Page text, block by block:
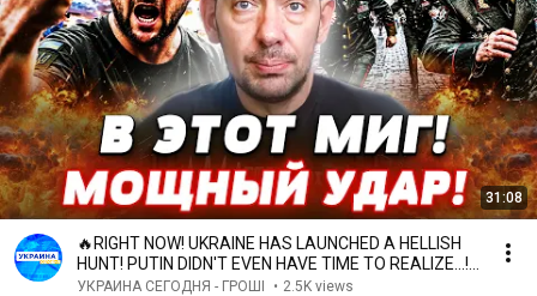
31:08
🔥RIGHT NOW! UKRAINE HAS LAUNCHED A HELLISH
HUNT! PUTIN DIDN'T EVEN HAVE TIME TO REALIZE...! |
TSY...
УКРАИНА СЕГОДНЯ - ГРОШІ • 2.5K views